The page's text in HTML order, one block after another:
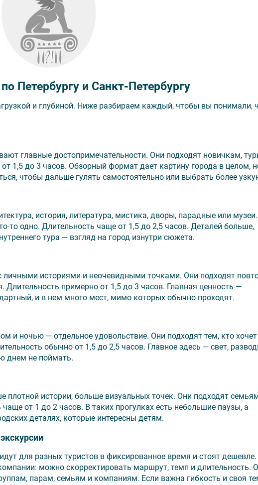
Петербургу и Санкт-Петербургу
и глубиной. Ниже разбираем каждый, чтобы вы понимали,
главные достопримечательности. Они подходят новичкам,
1,5 до 3 часов. Обзорный формат дает картину города в целом,
чтобы дальше гулять самостоятельно или выбрать более
история, литература, мистика, дворы, парадные или
то одно. Длительность чаще от 1,5 до 2,5 часов. Деталей больше,
тура — взгляд на город изнутри сюжета.
историями и неочевидными точками. Они подходят
Длительность примерно от 1,5 до 3 часов. Главная ценность —
и в нем много мест, мимо которых обычно проходят.
и ночью — отдельное удовольствие. Они подходят тем, кто хочет
обычно от 1,5 до 2,5 часов. Главное здесь — свет,
днем не поймать.
плотной истории, больше визуальных точек. Они подходят
от 1 до 2 часов. В таких прогулках есть небольшие паузы, а
деталях, которые интересны детям.
для разных туристов в фиксированное время и стоят дешевле.
можно скорректировать маршрут, темп и длительность.
парам, семьям и компаниям. Если важна гибкость и своя